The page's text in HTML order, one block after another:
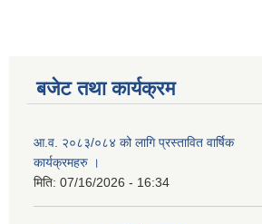
बजेट तथा कार्यक्रम
आ.व. २०८३/०८४ को लागि प्रस्तावित वार्षिक
कार्यक्रमहरु ।
मिति: 07/16/2026 - 16:34